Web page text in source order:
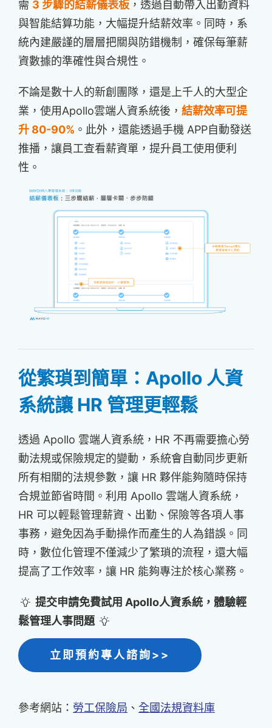
需 3 步驟的結薪儀表板 ，透過自動帶入出勤資料
與智能結算功能，大幅提升結薪效率。同時，系
統內建嚴謹的層層把關與防錯機制，確保每筆薪
資數據的準確性與合規性。
不論是數十人的新創團隊，還是上千人的大型企
業，使用Apollo雲端人資系統後， 結薪效率可提
升 80-90% 。此外，還能透過手機 APP自動發送
推播，讓員工查看薪資單，提升員工使用便利
性。
從繁瑣到簡單：Apollo 人資
系統讓 HR 管理更輕鬆
透過 Apollo 雲端人資系統，HR 不再需要擔心勞
動法規或保險規定的變動，系統會自動同步更新
所有相關的法規參數，讓 HR 夥伴能夠隨時保持
合規並節省時間。利用 Apollo 雲端人資系統，
HR 可以輕鬆管理薪資、出勤、保險等各項人事
事務，避免因為手動操作而產生的人為錯誤。同
時，數位化管理不僅減少了繁瑣的流程，還大幅
提高了工作效率，讓 HR 能夠專注於核心業務。
提交申請免費試用 Apollo人資系統，體驗輕
鬆管理人事問題
立即預約專人諮詢>>
參考網站： 勞工保險局 、 全國法規資料庫